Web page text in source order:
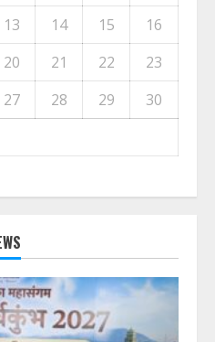
13 14 15
16
20 21 22
23
27 28 29
30